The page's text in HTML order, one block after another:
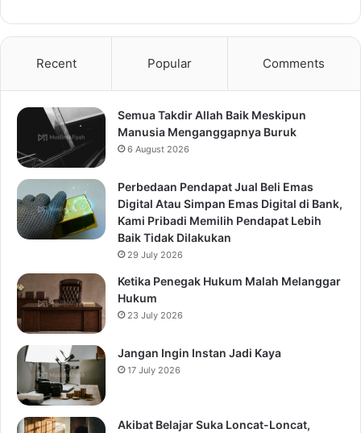
Recent Popular Comments
Semua Takdir Allah Baik Meskipun
Manusia Menganggapnya Buruk
6 August 2026
Perbedaan Pendapat Jual Beli Emas
Digital Atau Simpan Emas Digital di Bank,
Kami Pribadi Memilih Pendapat Lebih
Baik Tidak Dilakukan
29 July 2026
Ketika Penegak Hukum Malah Melanggar
Hukum
23 July 2026
Jangan Ingin Instan Jadi Kaya
17 July 2026
Akibat Belajar Suka Loncat-Loncat,